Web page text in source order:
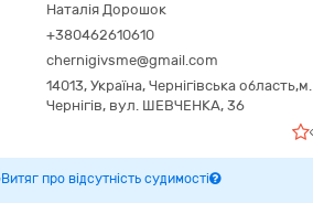
Наталія Дорошок
+380462610610
chernigivsme@gmail.com
14013, Україна, Чернігівська область,м.
Чернігів, вул. ШЕВЧЕНКА, 36
Витяг про відсутність судимості